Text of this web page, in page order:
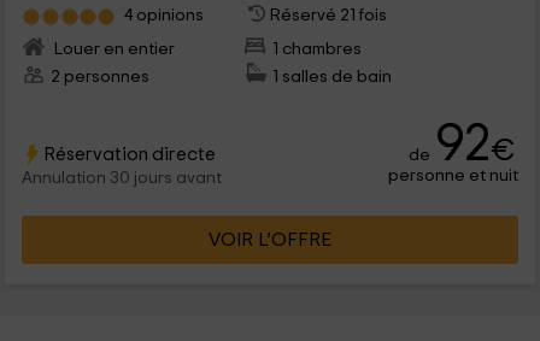
4 opinions
Réservé 21 fois
Louer en entier
1 chambres
2 personnes
1 salles de bain
Réservation directe
Annulation 30 jours avant
de 92€
personne et nuit
VOIR L’OFFRE